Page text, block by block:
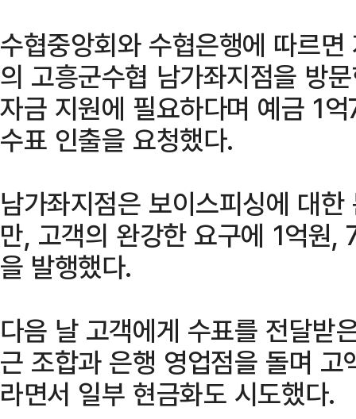
수협중앙회와 수협은행에 따르
의 고흥군수협 남가좌지점을 방
자금 지원에 필요하다며 예금 1
수표 인출을 요청했다.
남가좌지점은 보이스피싱에 대
만, 고객의 완강한 요구에 1억원
을 발행했다.
다음 날 고객에게 수표를 전달받
근 조합과 은행 영업점을 돌며
라면서 일부 현금화도 시도했다.